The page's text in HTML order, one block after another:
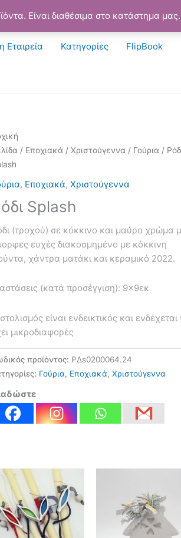
Είναι διαθέσιμα στο κατάστημα
η Εταιρεία Κατηγορίες FlipBook
/ Εποχιακά / Χριστούγεννα / Γούρια /
, Εποχιακά, Χριστούγεννα
Splash
(τροχού) σε κόκκινο και μαύρο χρώμα
ευχές διακοσμημένο με κόκκινη
χάντρα ματάκι και κεραμικό 2022.
(κατά προσέγγιση): 9×9εκ
είναι ενδεικτικός και ενδέχεται
μικροδιαφορές
προϊόντος: ΡΔs0200064.24
Γούρια, Εποχιακά, Χριστούγεννα